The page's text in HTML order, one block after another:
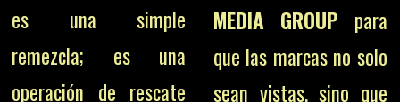
es una simple
remezcla; es una
operación de rescate
MEDIA GROUP para
que las marcas no solo
sean vistas, sino que